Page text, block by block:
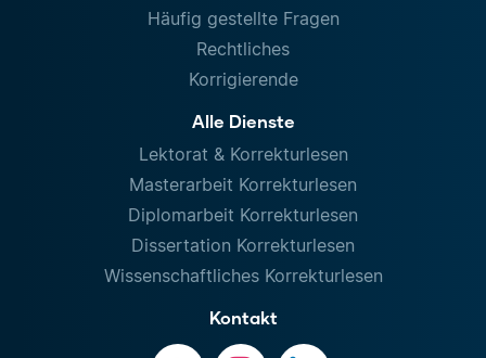
Häufig gestellte Fragen
Rechtliches
Korrigierende
Alle Dienste
Lektorat & Korrekturlesen
Masterarbeit Korrekturlesen
Diplomarbeit Korrekturlesen
Dissertation Korrekturlesen
Wissenschaftliches Korrekturlesen
Kontakt